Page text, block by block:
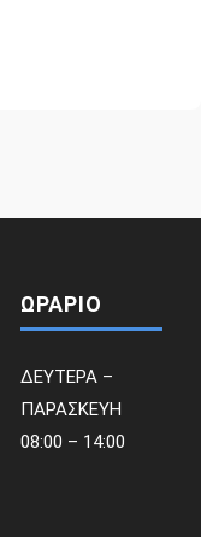
ΩΡΑΡΙΟ
ΔΕΥΤΕΡΑ –
ΠΑΡΑΣΚΕΥΗ
08:00 – 14:00